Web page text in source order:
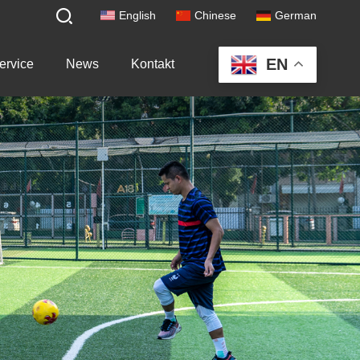
English Chinese German
News Kontakt EN